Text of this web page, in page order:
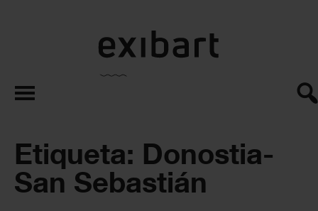
exibart.es
Etiqueta: Donostia-
San Sebastián